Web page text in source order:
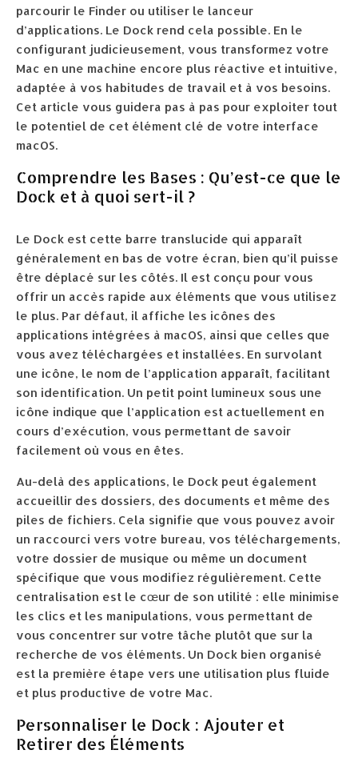
parcourir le Finder ou utiliser le lanceur
d’applications. Le Dock rend cela possible. En le
configurant judicieusement, vous transformez votre
Mac en une machine encore plus réactive et intuitive,
adaptée à vos habitudes de travail et à vos besoins.
Cet article vous guidera pas à pas pour exploiter tout
le potentiel de cet élément clé de votre interface
macOS.
Comprendre les Bases : Qu’est-ce que le
Dock et à quoi sert-il ?
Le Dock est cette barre translucide qui apparaît
généralement en bas de votre écran, bien qu’il puisse
être déplacé sur les côtés. Il est conçu pour vous
offrir un accès rapide aux éléments que vous utilisez
le plus. Par défaut, il affiche les icônes des
applications intégrées à macOS, ainsi que celles que
vous avez téléchargées et installées. En survolant
une icône, le nom de l’application apparaît, facilitant
son identification. Un petit point lumineux sous une
icône indique que l’application est actuellement en
cours d’exécution, vous permettant de savoir
facilement où vous en êtes.
Au-delà des applications, le Dock peut également
accueillir des dossiers, des documents et même des
piles de fichiers. Cela signifie que vous pouvez avoir
un raccourci vers votre bureau, vos téléchargements,
votre dossier de musique ou même un document
spécifique que vous modifiez régulièrement. Cette
centralisation est le cœur de son utilité : elle minimise
les clics et les manipulations, vous permettant de
vous concentrer sur votre tâche plutôt que sur la
recherche de vos éléments. Un Dock bien organisé
est la première étape vers une utilisation plus fluide
et plus productive de votre Mac.
Personnaliser le Dock : Ajouter et
Retirer des Éléments